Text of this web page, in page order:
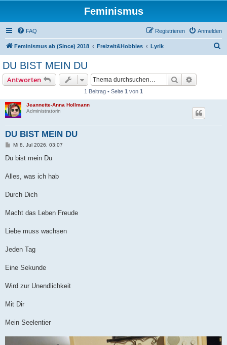
Feminismus
FAQ Anmelden
Registrieren
Feminismus ab (Since) 2018 Freizeit&Hobbies Lyrik
DU BIST MEIN DU
Antworten Suche
1 Beitrag • Seite 1 von 1
Jeannette-Anna Hollmann
Administratorin
DU BIST MEIN DU
B
a
Mi 8. Jul 2026, 03:07
Du bist mein Du
Alles, was ich hab
Durch Dich
Macht das Leben Freude
Liebe muss wachsen
Jeden Tag
Eine Sekunde
Wird zur Unendlichkeit
Mit Dir
Mein Seelentier